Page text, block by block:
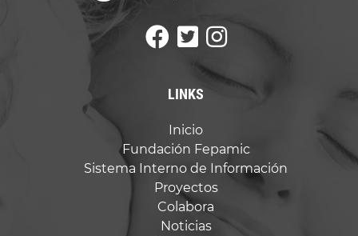
LINKS
Inicio
Fundación Fepamic
Sistema Interno de Información
Proyectos
Colabora
Noticias